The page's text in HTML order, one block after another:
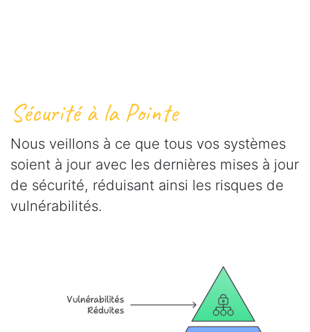
Sécurité à la Pointe
Nous veillons à ce que tous vos systèmes
soient à jour avec les dernières mises à jour
de sécurité, réduisant ainsi les risques de
vulnérabilités.